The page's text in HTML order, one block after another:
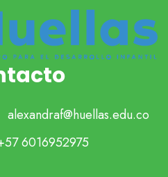
alexandraf@huellas.edu.co
6016952975